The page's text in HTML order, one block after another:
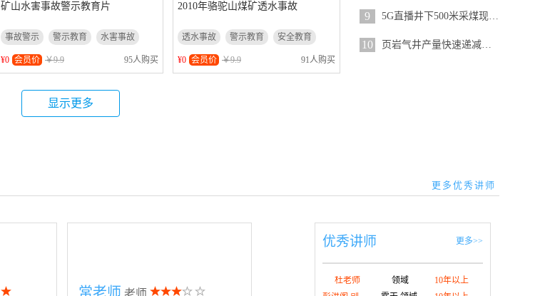
矿山水害事故警示教育片
事故警示 警示教育 水害事故
¥0 会员价 ￥9.9 95人购买
2010年骆驼山煤矿透水事故
透水事故 警示教育 安全教育
¥0 会员价 ￥9.9 91人购买
9 5G直播井下500米采煤现场...
10 页岩气井产量快速递减与氧化防控...
显示更多
更多优秀讲师
常老师
优秀讲师 更多>>
杜老师 领域
10年以上